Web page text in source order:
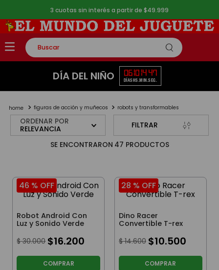
3 cuotas sin interés a partir de $49.999
Buscar
TÉRMINOS MÁS BUSCADOS
3.
peluche
4.
monopatin
DÍA DEL NIÑO 06
DÍAS
10
HS.
14
MIN.
46
SEG.
figuras de acción y muñecos robots y transformables
ORDENAR POR
RELEVANCIA
FILTRAR
47 PRODUCTOS
46 % OFF
Robot Android Con
Luz y Sonido Verde
$ 30.000 $16.200
COMPRAR
28 % OFF
Dino Racer
Convertible T-rex
$ 14.600 $10.500
COMPRAR